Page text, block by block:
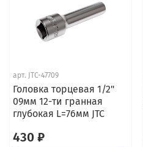
арт. JTC-47709
Головка торцевая 1/2"
09мм 12-ти гранная
глубокая L=76мм JTC
430 ₽